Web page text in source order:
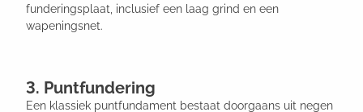
funderingsplaat, inclusief een laag grind en een
wapeningsnet.
3. Puntfundering
Een klassiek puntfundament bestaat doorgaans uit negen